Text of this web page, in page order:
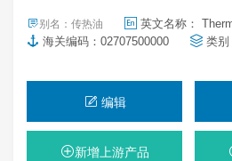
别名：传热油
英文名称：
海关编码：02707500000
类别
编辑
新增上游产品